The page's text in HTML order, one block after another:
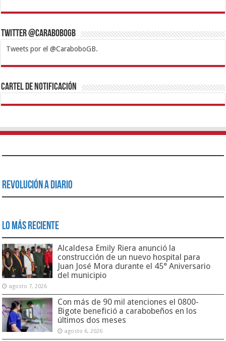
Twitter @CaraboboGB
Tweets por el @CaraboboGB.
1xbetBetturkeyBetistKralbetSupertotobetTipobetMatadorbetMariobet
https://mvbcasino.com/
Cartel de Notificación
Revolución a Diario
Lo Más Reciente
Alcaldesa Emily Riera anunció la
construcción de un nuevo hospital para
Juan José Mora durante el 45° Aniversario
del municipio
agosto 7, 2026
Con más de 90 mil atenciones el 0800-
Bigote benefició a carabobeños en los
últimos dos meses
agosto 6, 2026